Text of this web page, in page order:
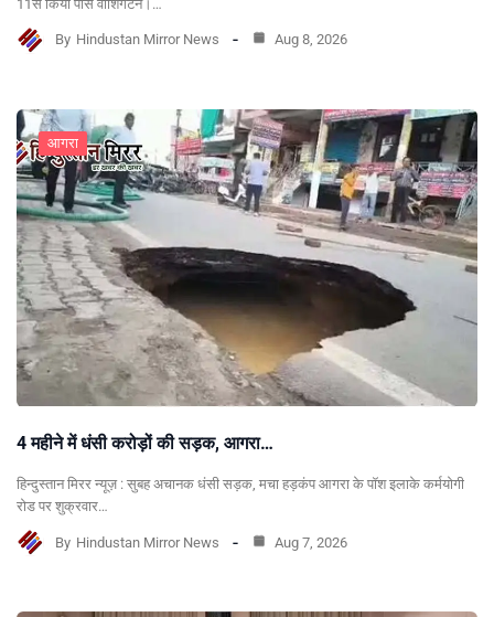
11से किया पास वाशिंगटन।…
By Hindustan Mirror News Aug 8, 2026
आगरा
4 महीने में धंसी करोड़ों की सड़क, आगरा…
हिन्दुस्तान मिरर न्यूज़ : सुबह अचानक धंसी सड़क, मचा हड़कंप आगरा के पॉश इलाके कर्मयोगी
रोड पर शुक्रवार…
By Hindustan Mirror News Aug 7, 2026